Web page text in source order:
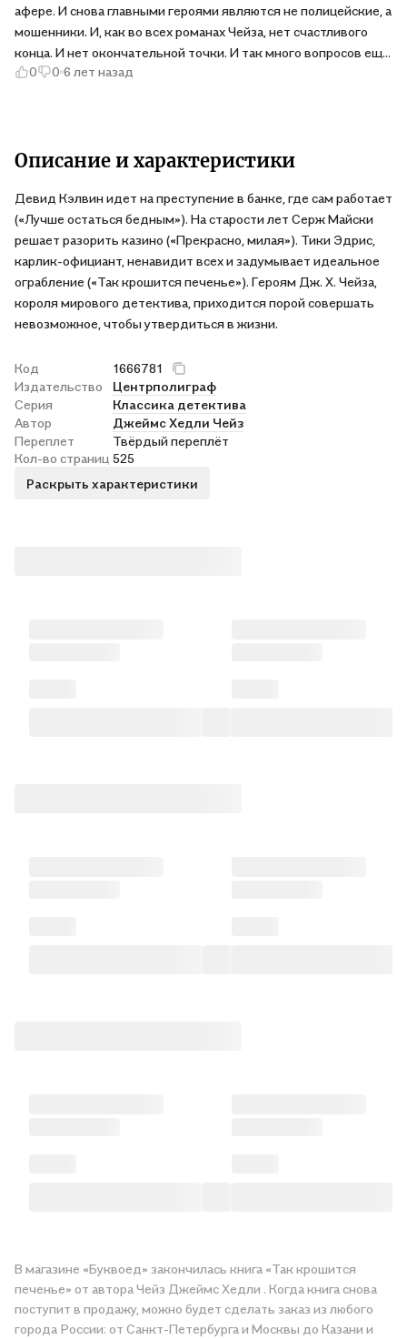
афере. И снова главными героями являются не полицейские, а
мошенники. И, как во всех романах Чейза, нет счастливого
конца. И нет окончательной точки. И так много вопросов ещё
осталось: Джесс, Тикки, Мел и Ира. Больше всего мне жаль
0 0 6 лет назад
Описание и характеристики
Девид Кэлвин идет на преступение в банке, где сам работает
(«Лучше остаться бедным»). На старости лет Серж Майски
решает разорить казино («Прекрасно, милая»). Тики Эдрис,
карлик-официант, ненавидит всех и задумывает идеальное
ограбление («Так крошится печенье»). Героям Дж. Х. Чейза,
короля мирового детектива, приходится порой совершать
невозможное, чтобы утвердиться в жизни.
Код
1666781
Издательство
Центрполиграф
Серия
Классика детектива
Автор
Джеймс Хедли Чейз
Переплет
Твёрдый переплёт
Кол-во страниц 525
Раскрыть характеристики
В магазине «Буквоед» закончилась книга «Так крошится
печенье» от автора Чейз Джеймс Хедли . Когда книга снова
поступит в продажу, можно будет сделать заказ из любого
города России: от Санкт-Петербурга и Москвы до Казани и